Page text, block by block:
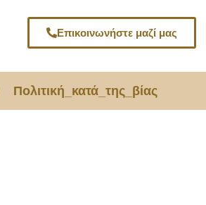
Επικοινωνήστε μαζί μας
Πολιτική_κατά_της_βίας